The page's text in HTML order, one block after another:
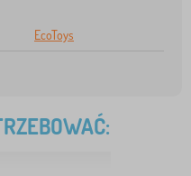
EcoToys